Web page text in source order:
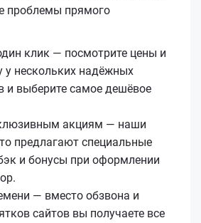
проблемы прямого
клик — посмотрите цены и
у нескольких надёжных
и выберите самое дешёвое
акциям — наши
предлагают специальные
и бонусы при оформлении
— вместо обзвона и
сайтов вы получаете все